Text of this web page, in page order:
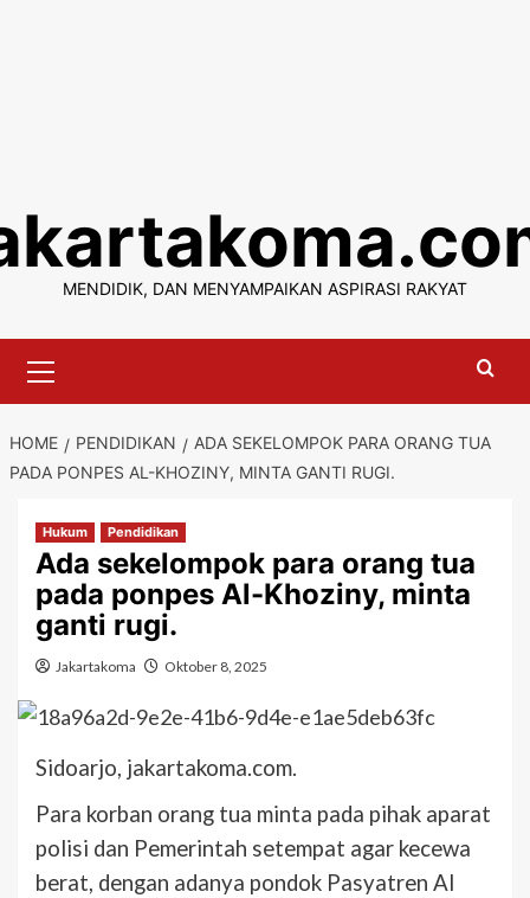
content
MENDIDIK, DAN MENYAMPAIKAN ASPIRASI RAKYAT
Menu
HOME PENDIDIKAN
ADA SEKELOMPOK PARA ORANG TUA
PADA PONPES AL-KHOZINY, MINTA GANTI RUGI.
Hukum Pendidikan
Ada sekelompok para orang tua
pada ponpes Al-Khoziny, minta
ganti rugi.
Jakartakoma Oktober 8, 2025
Sidoarjo, jakartakoma.com.
Para korban orang tua minta pada pihak aparat
polisi dan Pemerintah setempat agar kecewa
berat, dengan adanya pondok Pasyatren Al